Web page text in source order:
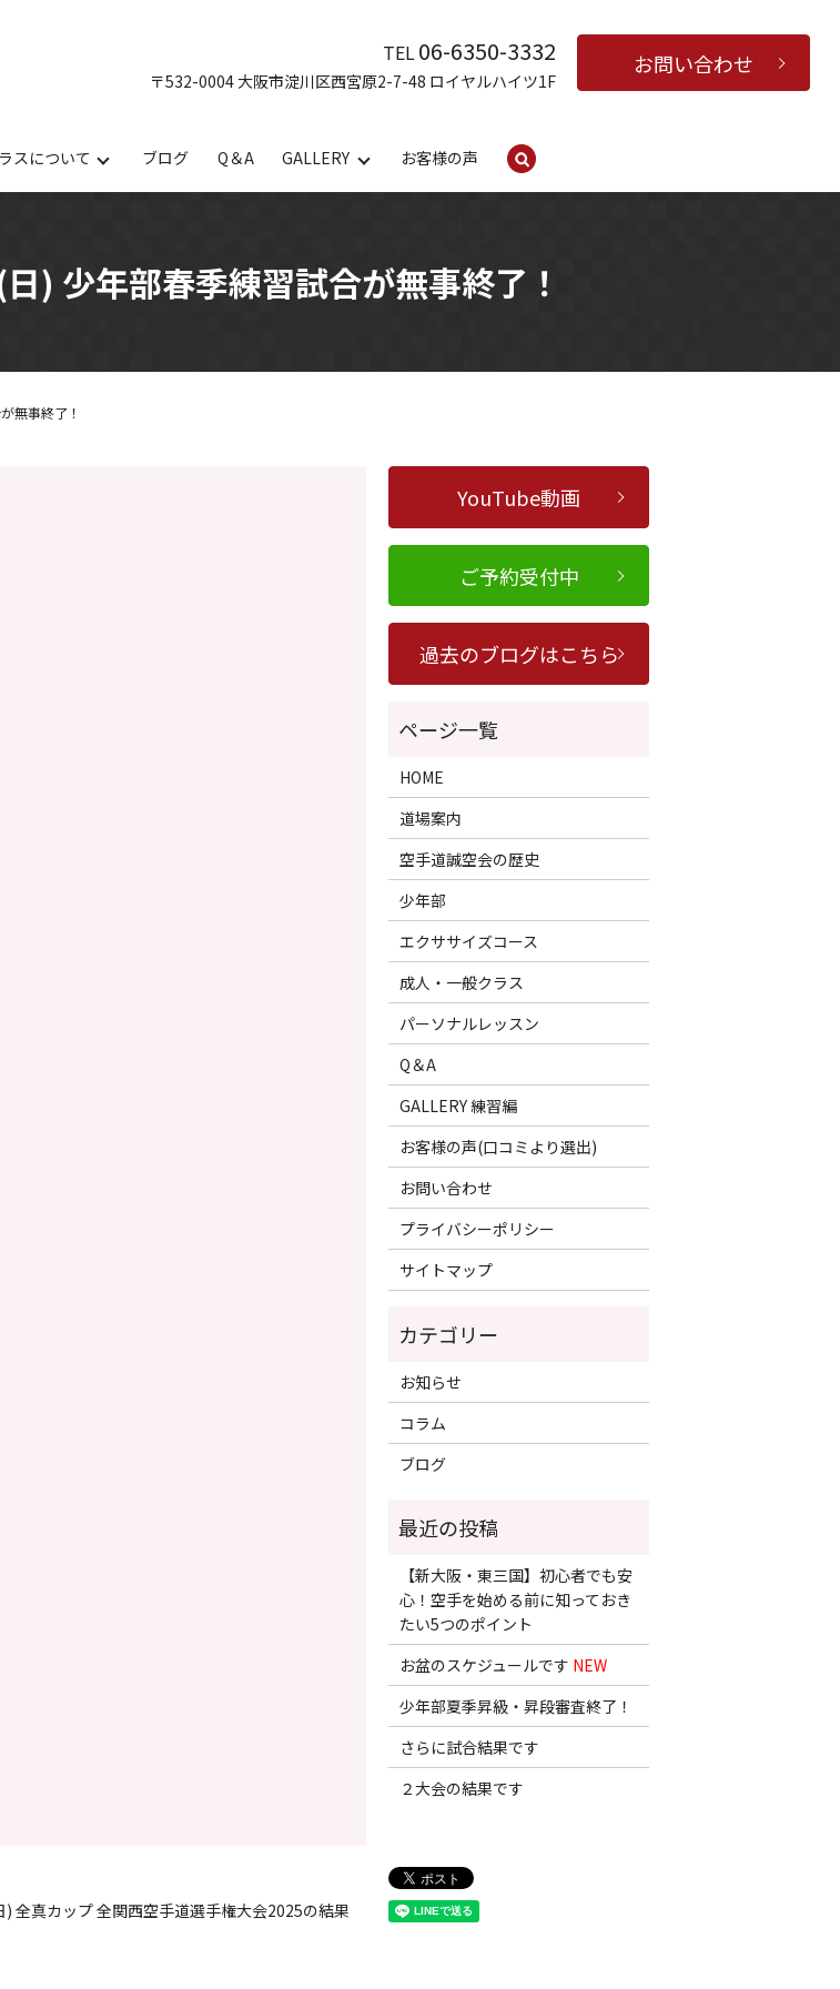
TEL06-6350-3332
〒532-0004 大阪市淀川区西宮原2-7-48 ロイヤルハイツ1F
お問い合わせ
スについて ブログ Q＆A GALLERY お客様の声
) 少年部春季練習試合が無事終了！
無事終了！
全真カップ 全関西空手道選手権大会2025の結果
YouTube動画
ご予約受付中
過去のブログはこちら
HOME
道場案内
空手道誠空会の歴史
少年部
エクササイズコース
成人・一般クラス
パーソナルレッスン
Q＆A
GALLERY 練習編
お客様の声(口コミより選出)
お問い合わせ
プライバシーポリシー
サイトマップ
お知らせ
コラム
ブログ
【新大阪・東三国】初心者でも安
心！空手を始める前に知っておき
たい5つのポイント
お盆のスケジュールです NEW
少年部夏季昇級・昇段審査終了！
さらに試合結果です
２大会の結果です